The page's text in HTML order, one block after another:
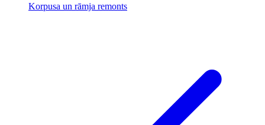
Korpusa un rāmja remonts